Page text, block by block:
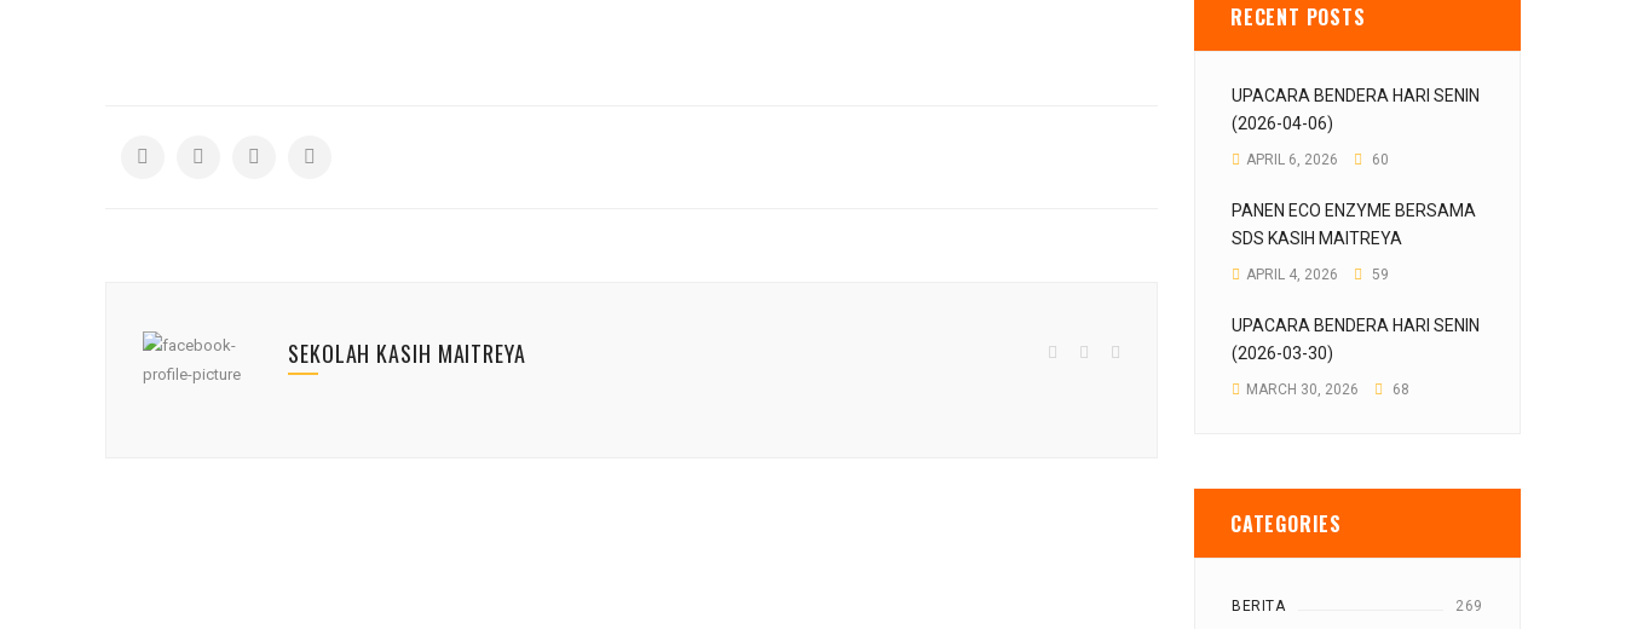
SEKOLAH KASIH MAITREYA
RECENT POSTS
UPACARA BENDERA HARI SENIN
(2026-04-06)
APRIL 6, 2026 60
PANEN ECO ENZYME BERSAMA
SDS KASIH MAITREYA
APRIL 4, 2026 59
UPACARA BENDERA HARI SENIN
(2026-03-30)
MARCH 30, 2026 68
CATEGORIES
BERITA 269